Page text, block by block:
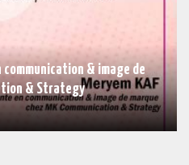
communication & image de
& Strategy